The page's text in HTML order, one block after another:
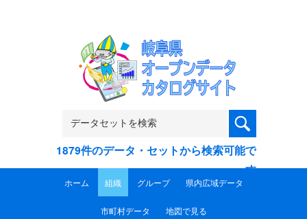
1879件のデータ・セットから検索可能で
す
ホーム 組織 グループ 県内広域データ
市町村データ 地図で見る